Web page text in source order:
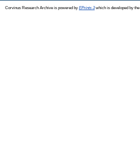
Corvinus Research Archive is powered by EPrints 3which is developed by the